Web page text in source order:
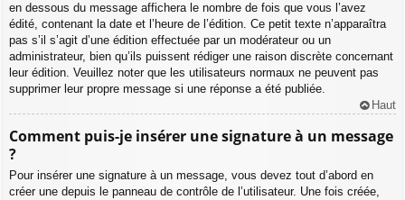
en dessous du message affichera le nombre de fois que vous l’avez
édité, contenant la date et l’heure de l’édition. Ce petit texte n’apparaîtra
pas s’il s’agit d’une édition effectuée par un modérateur ou un
administrateur, bien qu’ils puissent rédiger une raison discrète concernant
leur édition. Veuillez noter que les utilisateurs normaux ne peuvent pas
supprimer leur propre message si une réponse a été publiée.
Haut
Comment puis-je insérer une signature à un message
?
Pour insérer une signature à un message, vous devez tout d’abord en
créer une depuis le panneau de contrôle de l’utilisateur. Une fois créée,